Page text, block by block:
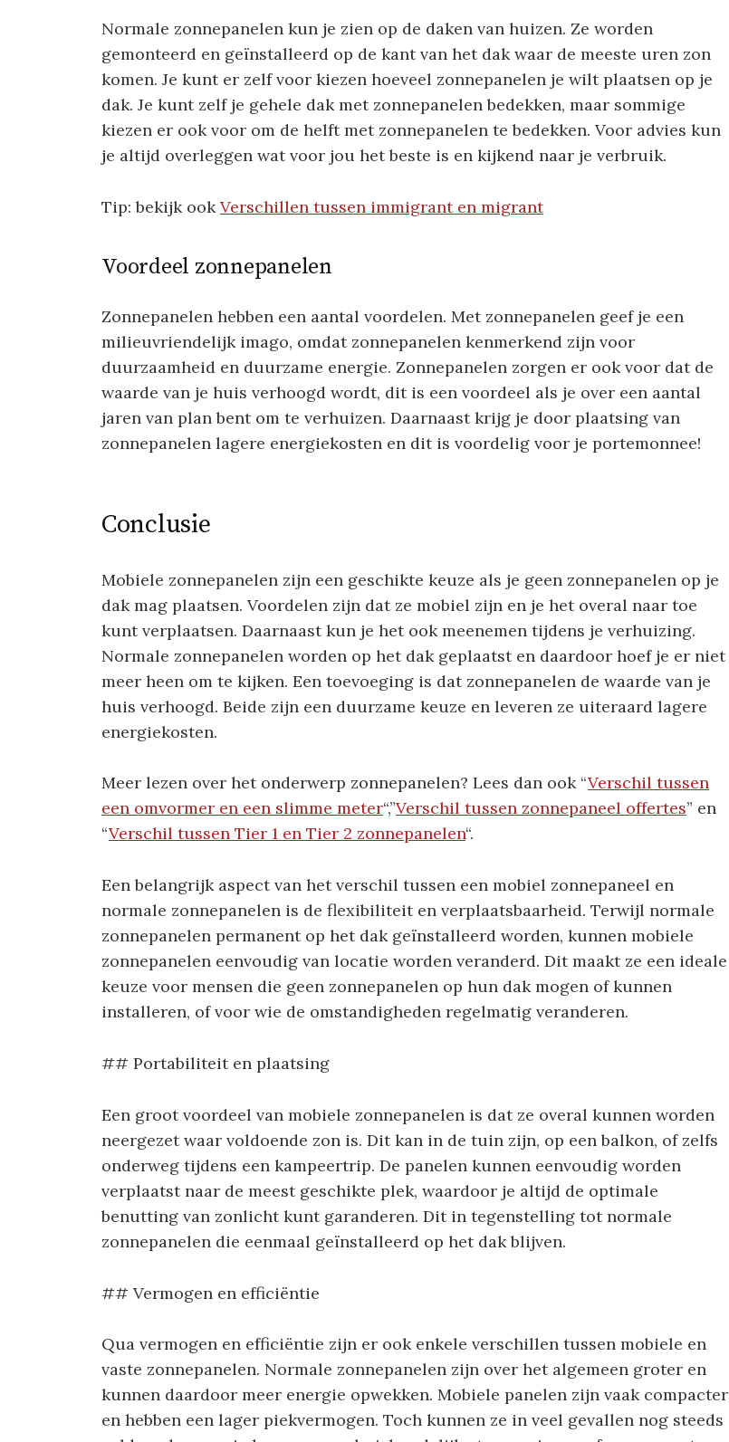
Normale zonnepanelen kun je zien op de daken van huizen. Ze worden
gemonteerd en geïnstalleerd op de kant van het dak waar de meeste uren zon
komen. Je kunt er zelf voor kiezen hoeveel zonnepanelen je wilt plaatsen op je
dak. Je kunt zelf je gehele dak met zonnepanelen bedekken, maar sommige
kiezen er ook voor om de helft met zonnepanelen te bedekken. Voor advies kun
je altijd overleggen wat voor jou het beste is en kijkend naar je verbruik.
Tip: bekijk ook Verschillen tussen immigrant en migrant
Voordeel zonnepanelen
Zonnepanelen hebben een aantal voordelen. Met zonnepanelen geef je een
milieuvriendelijk imago, omdat zonnepanelen kenmerkend zijn voor
duurzaamheid en duurzame energie. Zonnepanelen zorgen er ook voor dat de
waarde van je huis verhoogd wordt, dit is een voordeel als je over een aantal
jaren van plan bent om te verhuizen. Daarnaast krijg je door plaatsing van
zonnepanelen lagere energiekosten en dit is voordelig voor je portemonnee!
Conclusie
Mobiele zonnepanelen zijn een geschikte keuze als je geen zonnepanelen op je
dak mag plaatsen. Voordelen zijn dat ze mobiel zijn en je het overal naar toe
kunt verplaatsen. Daarnaast kun je het ook meenemen tijdens je verhuizing.
Normale zonnepanelen worden op het dak geplaatst en daardoor hoef je er niet
meer heen om te kijken. Een toevoeging is dat zonnepanelen de waarde van je
huis verhoogd. Beide zijn een duurzame keuze en leveren ze uiteraard lagere
energiekosten.
Meer lezen over het onderwerp zonnepanelen? Lees dan ook “Verschil tussen
een omvormer en een slimme meter“,”Verschil tussen zonnepaneel offertes” en
“Verschil tussen Tier 1 en Tier 2 zonnepanelen“.
Een belangrijk aspect van het verschil tussen een mobiel zonnepaneel en
normale zonnepanelen is de flexibiliteit en verplaatsbaarheid. Terwijl normale
zonnepanelen permanent op het dak geïnstalleerd worden, kunnen mobiele
zonnepanelen eenvoudig van locatie worden veranderd. Dit maakt ze een ideale
keuze voor mensen die geen zonnepanelen op hun dak mogen of kunnen
installeren, of voor wie de omstandigheden regelmatig veranderen.
## Portabiliteit en plaatsing
Een groot voordeel van mobiele zonnepanelen is dat ze overal kunnen worden
neergezet waar voldoende zon is. Dit kan in de tuin zijn, op een balkon, of zelfs
onderweg tijdens een kampeertrip. De panelen kunnen eenvoudig worden
verplaatst naar de meest geschikte plek, waardoor je altijd de optimale
benutting van zonlicht kunt garanderen. Dit in tegenstelling tot normale
zonnepanelen die eenmaal geïnstalleerd op het dak blijven.
## Vermogen en efficiëntie
Qua vermogen en efficiëntie zijn er ook enkele verschillen tussen mobiele en
vaste zonnepanelen. Normale zonnepanelen zijn over het algemeen groter en
kunnen daardoor meer energie opwekken. Mobiele panelen zijn vaak compacter
en hebben een lager piekvermogen. Toch kunnen ze in veel gevallen nog steeds